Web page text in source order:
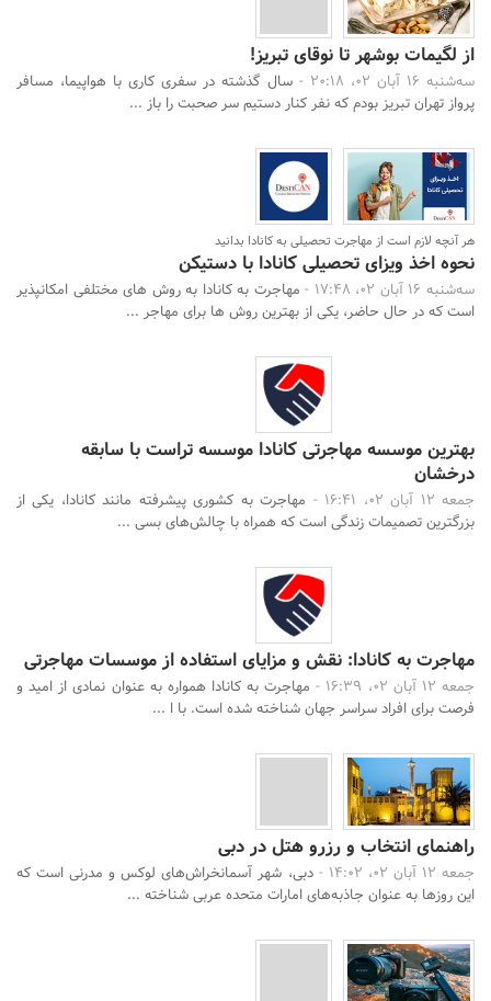
از لگیمات بوشهر تا نوقای تبریز!
سه‌شنبه 16 آبان 02، 20:18 -
سال گذشته در سفری کاری با هواپیما، مسافر
پرواز تهران تبریز بودم که نفر کنار دستیم سر صحبت را باز ...
هر آنچه لازم است از مهاجرت تحصیلی به کانادا بدانید
نحوه اخذ ویزای تحصیلی کانادا با دستیکن
سه‌شنبه 16 آبان 02، 17:48 -
مهاجرت به کانادا به روش های مختلفی امکانپذیر
است که در حال حاضر، یکی از بهترین روش ها برای مهاجر ...
بهترین موسسه مهاجرتی کانادا موسسه تراست با سابقه
درخشان
جمعه 12 آبان 02، 16:41 -
مهاجرت به کشوری پیشرفته مانند کانادا، یکی از
بزرگترین تصمیمات زندگی است که همراه با چالش‌های بسی ...
مهاجرت به کانادا: نقش و مزایای استفاده از موسسات مهاجرتی
جمعه 12 آبان 02، 16:39 -
مهاجرت به کانادا همواره به عنوان نمادی از امید و
فرصت برای افراد سراسر جهان شناخته شده است. با ا ...
راهنمای انتخاب و رزرو هتل در دبی
جمعه 12 آبان 02، 14:02 -
دبی، شهر آسمانخراش‌های لوکس و مدرنی است که
این روزها به عنوان جاذبه‌های امارات متحده عربی شناخته ...